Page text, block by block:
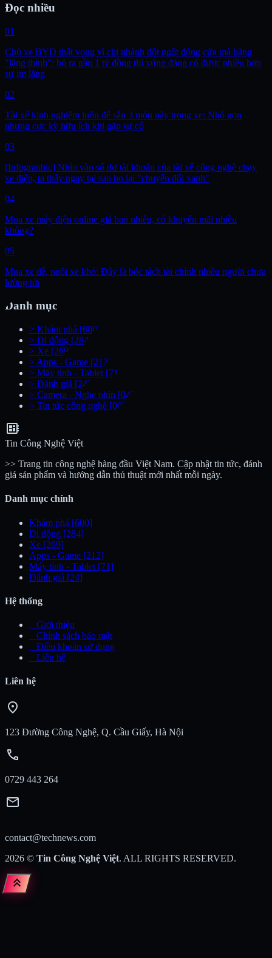
Đọc nhiều
01
Chủ xe BYD thất vọng vì chi nhánh đột ngột đóng cửa mà hãng
"lặng thinh": bỏ ra gần 1 tỷ đồng thì xứng đáng có được nhiều hơn
sự im lặng
02
Tài xế kinh nghiệm luôn để sẵn 3 món này trong xe: Nhỏ gọn
nhưng cực kỳ hữu ích khi gặp sự cố
03
[Infographic] Nhìn vào số dư tài khoản của tài xế công nghệ chạy
xe điện, ta thấy ngay tại sao họ lại "chuyển đổi xanh"
04
Mua xe máy điện online giá bao nhiêu, có khuyến mãi nhiều
không?
05
Mua xe dễ, nuôi xe khó: Đây là bóc tách tài chính nhiều người chưa
lường tới
Danh mục
> Khám phá [600]
> Di động [284]
> Xe [269]
> Apps - Game [212]
> Máy tính - Tablet [71]
> Đánh giá [24]
> Camera - Nghe nhìn [04]
> Tin tức công nghệ [00]
developer_board
Tin Công Nghệ Việt
>> Trang tin công nghệ hàng đầu Việt Nam. Cập nhật tin tức, đánh
giá sản phẩm và hướng dẫn thủ thuật mới nhất mỗi ngày.
Danh mục chính
Khám phá [600]
Di động [284]
Xe [269]
Apps - Game [212]
Máy tính - Tablet [71]
Đánh giá [24]
Hệ thống
Giới thiệu
Chính sách bảo mật
Điều khoản sử dụng
Liên hệ
Liên hệ
location_on
123 Đường Công Nghệ, Q. Cầu Giấy, Hà Nội
call
0729 443 264
mail
contact@technews.com
2026 © Tin Công Nghệ Việt. ALL RIGHTS RESERVED.
keyboard_double_arrow_up